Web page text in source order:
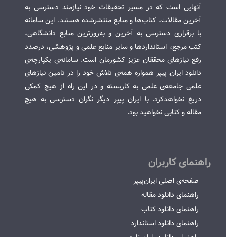
آنهایی است که در مسیر تحقیقات خود نیازمند دسترسی به
آخرین مقالات، کتاب‌ها و منابع منتشرشده هستند. این سامانه
با برقراری دسترسی به آخرین و به‌روزترین منابع دانشگاهی،
کتب مرجع، استانداردها و سایر منابع علمی و پژوهشی، درصدد
رفع نیازهای محققان عزیز کشورمان است. سامانه‌ی یکپارچه‌ی
دانلود ایران پیپر همواره همه‌ی تلاش خود را در تامین نیازهای
علمی جامعه‌ی علمی به کاربسته و در این راه از هیچ کمکی
دریغ نخواهدکرد. با ایران پیپر دیگر نگران دسترسی به هیچ
مقاله و کتابی نخواهید بود.
راهنمای کاربران
صفحه‌ی اصلی ایران‌پیپر
راهنمای دانلود مقاله
راهنمای دانلود کتاب
راهنمای دانلود استاندارد